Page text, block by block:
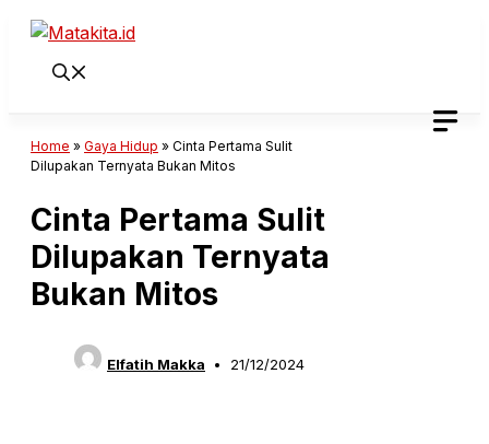
Langsung
Home » Gaya Hidup » Cinta Pertama Sulit
Dilupakan Ternyata Bukan Mitos
Cinta Pertama Sulit
Dilupakan Ternyata
Bukan Mitos
Elfatih Makka 21/12/2024